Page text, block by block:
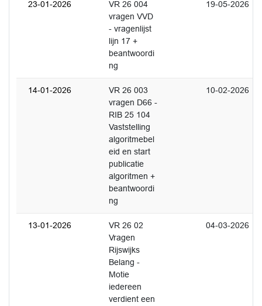
23-01-2026
VR 26 004
vragen VVD
- vragenlijst
lijn 17 +
beantwoordi
ng
19-05-2026
14-01-2026
VR 26 003
vragen D66 -
RIB 25 104
Vaststelling
algoritmebel
eid en start
publicatie
algoritmen +
beantwoordi
ng
10-02-2026
13-01-2026
VR 26 02
Vragen
Rijswijks
Belang -
Motie
iedereen
verdient een
04-03-2026